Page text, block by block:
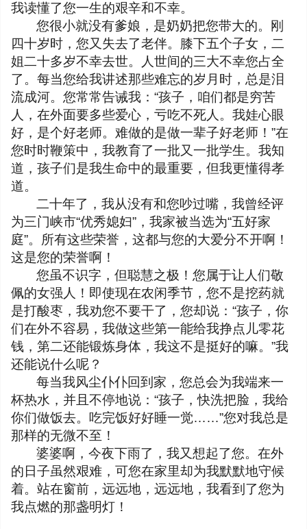
我读懂了您一生的艰辛和不幸。
您很小就没有爹娘，是奶奶把您带大的。刚
四十岁时，您又失去了老伴。膝下五个子女，二
姐二十多岁不幸去世。人世间的三大不幸您占全
了。每当您给我讲述那些难忘的岁月时，总是泪
流成河。您常常告诫我：“孩子，咱们都是穷苦
人，在外面要多些爱心，亏吃不死人。我娃心眼
好，是个好老师。难做的是做一辈子好老师！”在
您时时鞭策中，我教育了一批又一批学生。我知
道，孩子们是我生命中的最重要，但我更懂得孝
道。
二十年了，我从没有和您吵过嘴，我曾经评
为三门峡市“优秀媳妇”，我家被当选为“五好家
庭”。所有这些荣誉，这都与您的大爱分不开啊！
这是您的荣誉啊！
您虽不识字，但聪慧之极！您属于让人们敬
佩的女强人！即使现在农闲季节，您不是挖药就
是打酸枣，我劝您不要干了，您却说：“孩子，你
们在外不容易，我做这些第一能给我挣点儿零花
钱，第二还能锻炼身体，我这不是挺好的嘛。”我
还能说什么呢？
每当我风尘仆仆回到家，您总会为我端来一
杯热水，并且不停地说：“孩子，快洗把脸，我给
你们做饭去。吃完饭好好睡一觉……”您对我总是
那样的无微不至！
婆婆啊，今夜下雨了，我又想起了您。在外
的日子虽然艰难，可您在家里却为我默默地守候
着。站在窗前，远远地，远远地，我看到了您为
我点燃的那盏明灯！